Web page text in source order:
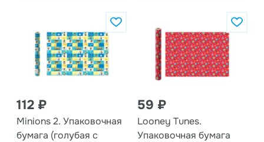
112 ₽
Minions 2. Упаковочная
бумага (голубая с
59 ₽
Looney Tunes.
Упаковочная бумага